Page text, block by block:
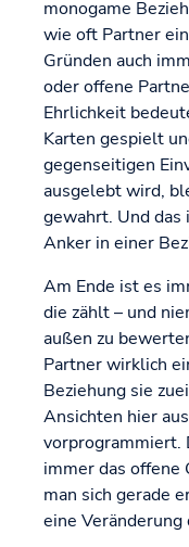
monogame
wie oft Partner
Gründen auch
oder offene
Ehrlichkeit
Karten gespielt
gegenseitigen
ausgelebt wird,
gewahrt. Und
Anker in einer
Am Ende ist es
die zählt – und
außen zu
Partner wirklich
Beziehung sie
Ansichten hier
vorprogrammiert.
immer das offene
man sich gerade
eine Veränderung